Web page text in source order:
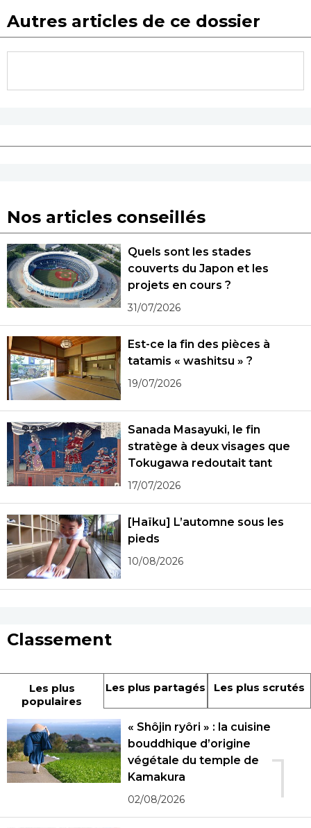
Autres articles de ce dossier
Nos articles conseillés
Quels sont les stades
couverts du Japon et les
projets en cours ?
31/07/2026
Est-ce la fin des pièces à
tatamis « washitsu » ?
19/07/2026
Sanada Masayuki, le fin
stratège à deux visages que
Tokugawa redoutait tant
17/07/2026
[Haïku] L’automne sous les
pieds
10/08/2026
Classement
Les plus
populaires
Les plus partagés Les plus scrutés
1
« Shôjin ryôri » : la cuisine
bouddhique d’origine
végétale du temple de
Kamakura
02/08/2026